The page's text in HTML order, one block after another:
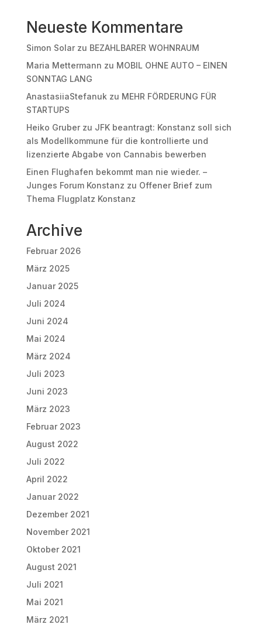
Neueste Kommentare
Simon Solarzu BEZAHLBARER WOHNRAUM
Maria Mettermann zu MOBIL OHNE AUTO – EINEN
SONNTAG LANG
AnastasiiaStefanuk zu MEHR FÖRDERUNG FÜR
STARTUPS
Heiko Gruberzu JFK beantragt: Konstanz soll sich
als Modellkommune für die kontrollierte und
lizenzierte Abgabe von Cannabis bewerben
Einen Flughafen bekommt man nie wieder. –
Junges Forum Konstanz zu Offener Brief zum
Thema Flugplatz Konstanz
Archive
Februar 2026
März 2025
Januar 2025
Juli 2024
Juni 2024
Mai 2024
März 2024
Juli 2023
Juni 2023
März 2023
Februar 2023
August 2022
Juli 2022
April 2022
Januar 2022
Dezember 2021
November 2021
Oktober 2021
August 2021
Juli 2021
Mai 2021
März 2021